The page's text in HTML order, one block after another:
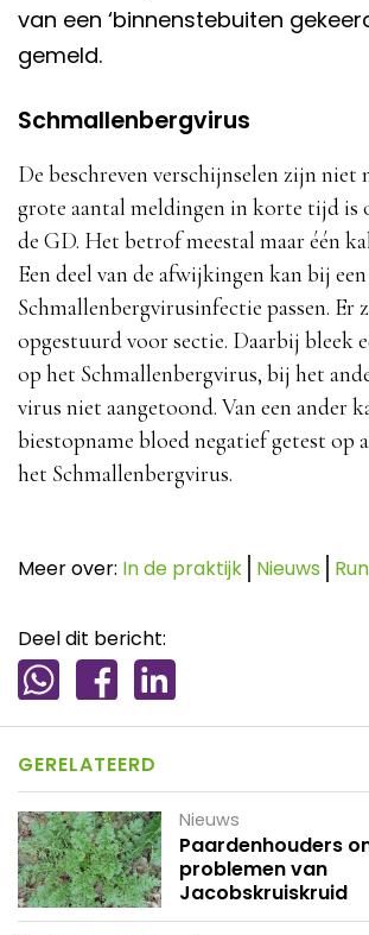
van een ‘binnenstebuiten
gemeld.
Schmallenbergvirus
De beschreven verschijnselen zijn niet
grote aantal meldingen in korte tijd is
de GD. Het betrof meestal maar één
Een deel van de afwijkingen kan bij een
Schmallenbergvirusinfectie passen. Er
opgestuurd voor sectie. Daarbij bleek
op het Schmallenbergvirus, bij het
virus niet aangetoond. Van een ander
biestopname bloed negatief getest op
het Schmallenbergvirus.
Meer over: In de praktijk Nieuws
Deel dit bericht:
GERELATEERD
Nieuws
Paardenhouders
problemen van
Jacobskruiskruid